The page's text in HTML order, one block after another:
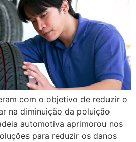
com o objetivo de reduzir o
na diminuição da poluição
automotiva aprimorou nos
para reduzir os danos